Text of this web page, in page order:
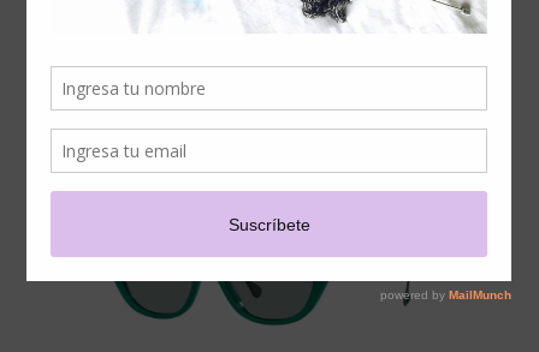
TENDENCIAS DE
TEMPORADA SUNGLASS
HUT